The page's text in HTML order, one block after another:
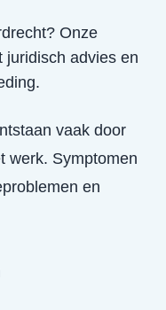
Onze
juridisch advies en
vaak door
werk. Symptomen
en